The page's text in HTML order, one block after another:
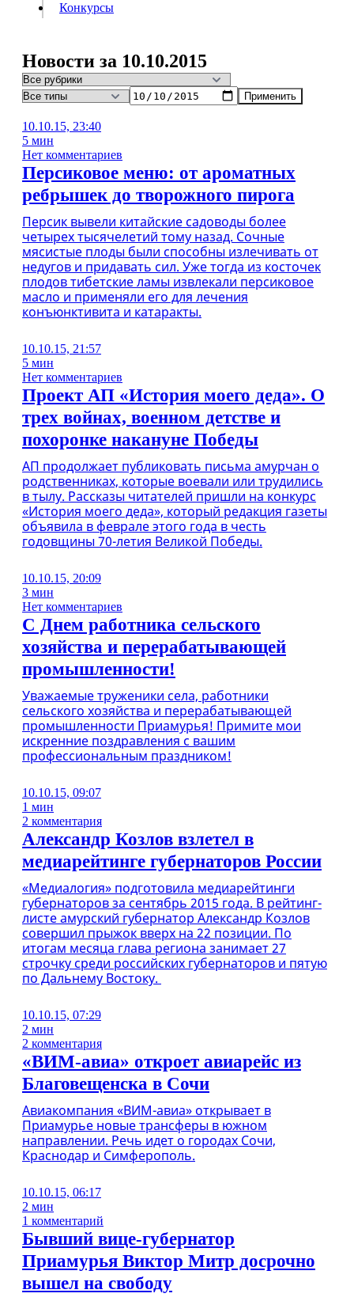
ИнформацияПодпискаРекламаВсе новостиАрхив
Конкурсы
Новости за 10.10.2015
Применить
10.10.15, 23:40
5 мин
Нет комментариев
Персиковое меню: от ароматных
ребрышек до творожного пирога
Персик вывели китайские садоводы более
четырех тысячелетий тому назад. Сочные
мясистые плоды были способны излечивать от
недугов и придавать сил. Уже тогда из косточек
плодов тибетские ламы извлекали персиковое
масло и применяли его для лечения
конъюнктивита и катаракты.
10.10.15, 21:57
5 мин
Нет комментариев
Проект АП «История моего деда». О
трех войнах, военном детстве и
похоронке накануне Победы
АП продолжает публиковать письма амурчан о
родственниках, которые воевали или трудились
в тылу. Рассказы читателей пришли на конкурс
«История моего деда», который редакция газеты
объявила в феврале этого года в честь
годовщины 70-летия Великой Победы.
10.10.15, 20:09
3 мин
Нет комментариев
С Днем работника сельского
хозяйства и перерабатывающей
промышленности!
Уважаемые труженики села, работники
сельского хозяйства и перерабатывающей
промышленности Приамурья! Примите мои
искренние поздравления с вашим
профессиональным праздником!
10.10.15, 09:07
1 мин
2 комментария
Александр Козлов взлетел в
медиарейтинге губернаторов России
«Медиалогия» подготовила медиарейтинги
губернаторов за сентябрь 2015 года. В рейтинг-
листе амурский губернатор Александр Козлов
совершил прыжок вверх на 22 позиции. По
итогам месяца глава региона занимает 27
строчку среди российских губернаторов и пятую
по Дальнему Востоку.
10.10.15, 07:29
2 мин
2 комментария
«ВИМ-авиа» откроет авиарейс из
Благовещенска в Сочи
Авиакомпания «ВИМ-авиа» открывает в
Приамурье новые трансферы в южном
направлении. Речь идет о городах Сочи,
Краснодар и Симферополь.
10.10.15, 06:17
2 мин
1 комментарий
Бывший вице-губернатор
Приамурья Виктор Митр досрочно
вышел на свободу